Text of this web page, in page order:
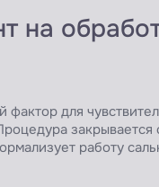
на
для
работу